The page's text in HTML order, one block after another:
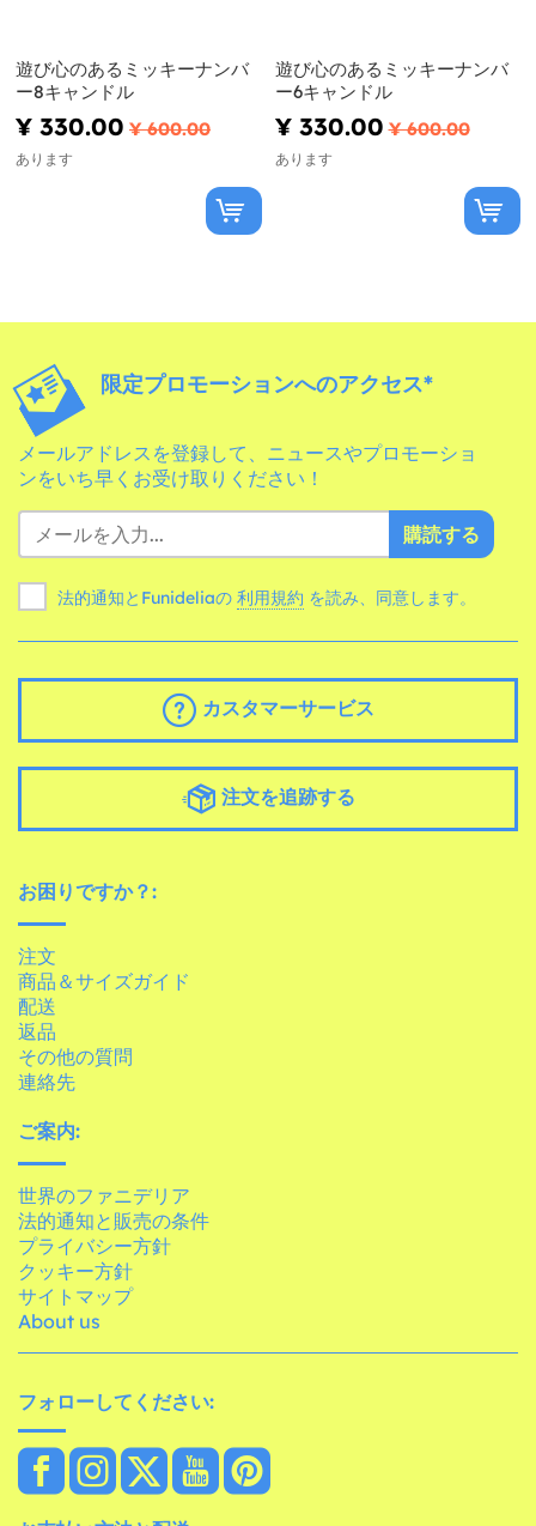
遊び心のあるミッキーナンバ
ー8キャンドル
¥ 330.00 ¥ 600.00
あります
遊び心のあるミッキーナンバ
ー6キャンドル
¥ 330.00 ¥ 600.00
あります
限定プロモーションへのアクセス*
メールアドレスを登録して、ニュースやプロモーショ
ンをいち早くお受け取りください！
購読する
法的通知とFunideliaの 利用規約 を読み、同意します。
カスタマーサービス
注文を追跡する
お困りですか？:
注文
商品＆サイズガイド
配送
返品
その他の質問
連絡先
ご案内:
世界のファニデリア
法的通知と販売の条件
プライバシー方針
クッキー方針
サイトマップ
About us
フォローしてください: